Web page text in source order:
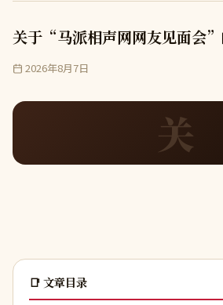
关于“马派相声网网友见面会”
2026年8月7日
关
📑 文章目录